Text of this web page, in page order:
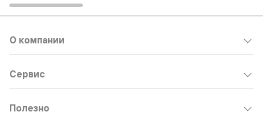
О компании
Сервис
Полезно